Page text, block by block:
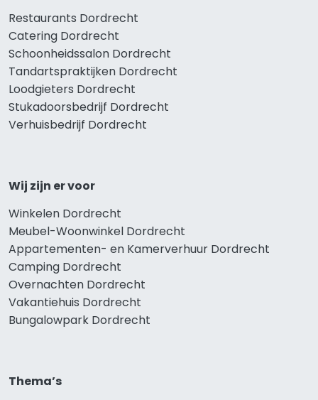
Restaurants Dordrecht
Catering Dordrecht
Schoonheidssalon Dordrecht
Tandartspraktijken Dordrecht
Loodgieters Dordrecht
Stukadoorsbedrijf Dordrecht
Verhuisbedrijf Dordrecht
Wij zijn er voor
Winkelen Dordrecht
Meubel-Woonwinkel Dordrecht
Appartementen- en Kamerverhuur Dordrecht
Camping Dordrecht
Overnachten Dordrecht
Vakantiehuis Dordrecht
Bungalowpark Dordrecht
Thema’s